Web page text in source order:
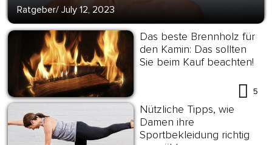
Ratgeber/ July 12, 2023
Das beste Brennholz für
den Kamin: Das sollten
Sie beim Kauf beachten!
5
Nützliche Tipps, wie
Damen ihre
Sportbekleidung richtig